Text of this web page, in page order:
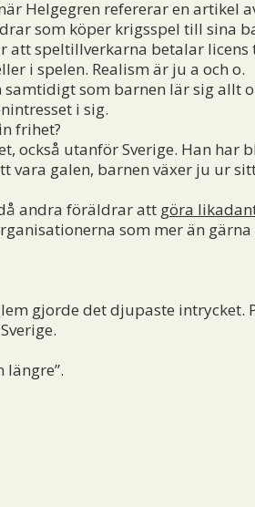
Helgegren refererar en artikel
som köper krigsspel till sina
att speltillverkarna betalar
i spelen. Realism är ju a och o.
som barnen lär sig allt
i sig.
frihet?
också utanför Sverige. Han har
galen, barnen växer ju ur
andra föräldrar att göra
som mer än
gjorde det djupaste intrycket.
längre”.